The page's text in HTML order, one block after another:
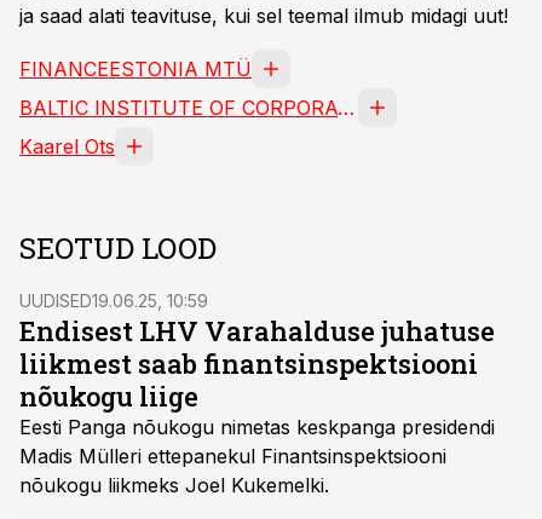
ja saad alati teavituse, kui sel teemal ilmub midagi uut!
FINANCEESTONIA MTÜ
BALTIC INSTITUTE OF CORPORATE GOVERNANCE ASSOCIATI
Kaarel Ots
SEOTUD LOOD
UUDISED19.06.25, 10:59
Endisest LHV Varahalduse juhatuse
liikmest saab finantsinspektsiooni
nõukogu liige
Eesti Panga nõukogu nimetas keskpanga presidendi
Madis Mülleri ettepanekul Finantsinspektsiooni
nõukogu liikmeks Joel Kukemelki.